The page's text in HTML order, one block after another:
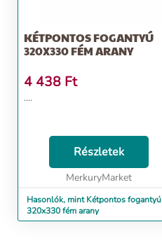
KÉTPONTOS FOGANTYÚ
320X330 FÉM ARANY
4 438 Ft
....
Részletek
MerkuryMarket
Hasonlók, mint Kétpontos fogantyú
320x330 fém arany